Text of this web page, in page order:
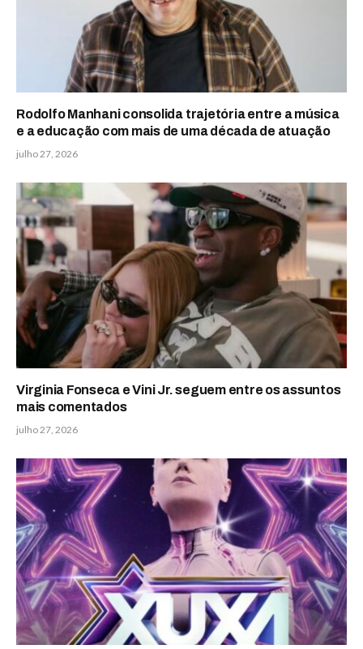
Rodolfo Manhani consolida trajetória entre a música
e a educação com mais de uma década de atuação
julho 27, 2026
Virginia Fonseca e Vini Jr. seguem entre os assuntos
mais comentados
julho 27, 2026